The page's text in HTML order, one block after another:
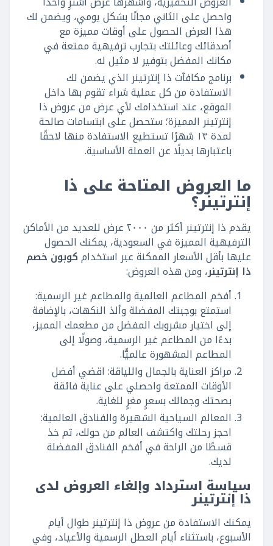
واحصل على الثاني مجانًا بشكل يومي، ويضمن لك
هذا العرض الحصول على أوقات مميزة مع
أصدقائك وعائلتك بتجارب ترفيهية ممتعة في
مكانك المفضل بتوفير لا مثيل له.
برنامج مكافآت ذا إنترتينر الذي يضمن لك
الاستفادة من كل عملية شراء تقوم بها داخل
الموقع، عند استخدامك لأي عرض من عروض ذا
إنترتينر المميزة؛ ستحصل على ابتسامات صالحة
لمدة ١٣ شهرًا تستطيع الاستفادة منها لاحقًا
باعتبارها بديلًا عن العملة الأساسية.
ما العروض المتاحة على ذا
إنترتينر؟
يقدم ذا إنترتينر أكثر من ٢٠٠٠ عرض للعديد من الأماكن
الترفيهية المميزة في السعودية، يمكنك الحصول
عليها بأقل الأسعار الممكنة عبر استخدامكوبون خصم
ذا إنترتينر، ومن هذه العروض:
أفخم المطاعم العالمية والمطاعم غير الرسمية:
استمتع بوجبتك المفضلة وألذ النكهات، بالإضافة
إلى اختيار مشروبك المفضل من مطعمك المميز،
بدءًا من المطاعم غير الرسمية، وصولًا إلى
المطاعم المشهورة عالميًّا.
مراكز العناية بالجمال واللياقة: اقضي أفضل
الأوقات الممتعة واحصلي على عناية فائقة
بصحتك وجمالك بسعرٍ مغرٍ للغاية.
المعالم السياحية الشهيرة والفنادق العالمية:
احجز رحلتك واكتشف العالم من حولك، ثم خذ
قسطًا من الراحة في أفخم الفنادق المفضلة
لديك.
سياسة استرداد وإلغاء العروض لدى
ذا إنترتينر
يمكنك الاستفادة من عروض ذا إنترتينر طوال أيام
الأسبوع، باستثناء أيام العطل الرسمية والأعياد، وفي